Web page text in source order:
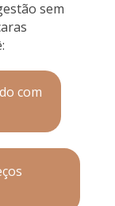
sem
com